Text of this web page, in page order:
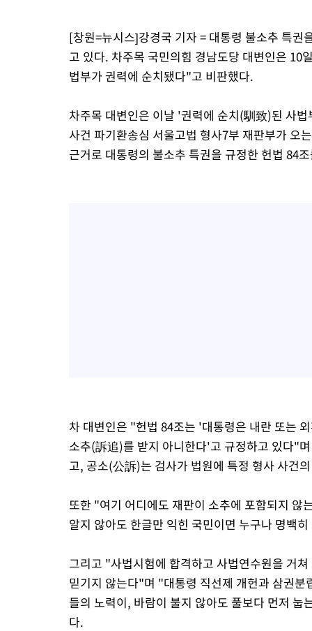
[창원=뉴시스]강경국 기자 = 대통령 불소추 특권
고 있다. 차주목 국민의힘 경남도당 대변인은 10
법부가 권력에 순치됐다"고 비판했다.
차주목 대변인은 이날 '권력에 순치(馴致)된 사
사건 파기환송심 서울고법 형사7부 재판부가 오
근거로 대통령의 불소추 특권을 규정한 헌법 84
차 대변인은 "헌법 84조는 '대통령은 내란 또는
소추(訴追)를 받지 아니한다'고 규정하고 있다"
고, 공소(公訴)는 검사가 법원에 특정 형사 사건
또한 "여기 어디에도 재판이 소추에 포함되지
알지 않아도 한글만 익힌 국민이면 누구나 명백
그리고 "사법시험에 합격하고 사법연수원을 거
믿기지 않는다"며 "대통령 직선제 개헌과 삼권
들의 노력이, 바람이 불지 않아도 풀보다 먼저
다.